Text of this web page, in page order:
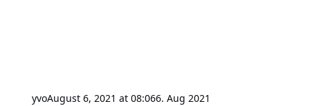
yvoAugust 6, 2021 at 08:066. Aug 2021